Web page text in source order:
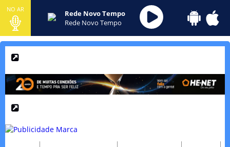
NO AR
Rede Novo Tempo
Rede Novo Tempo